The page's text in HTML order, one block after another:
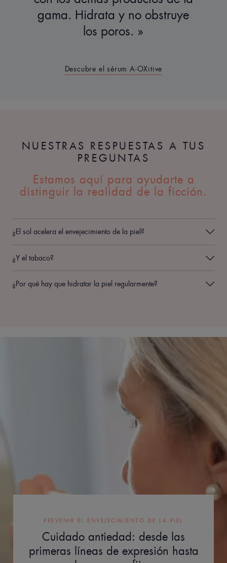
gama. Hidrata y no obstruye
los poros.
Descubre el sérum A-OXitive
NUESTRAS RESPUESTAS A TUS
PREGUNTAS
Estamos aquí para ayudarte a
distinguir la realidad de la ficción.
¿El sol acelera el envejecimiento de la piel?
¿Y el tabaco?
¿Por qué hay que hidratar la piel regularmente?
PREVENIR EL ENVEJECIMIENTO DE LA PIEL
Cuidado antiedad: desde las
primeras líneas de expresión hasta